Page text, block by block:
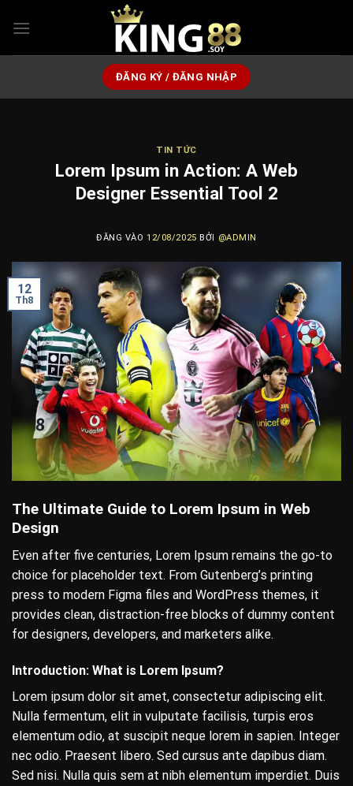
qua
ĐĂNG KÝ / ĐĂNG NHẬP
TIN TỨC
Lorem Ipsum in Action: A Web
Designer Essential Tool 2
ĐĂNG VÀO12/08/2025 BỞI @ADMIN
12
Th8
The Ultimate Guide to Lorem Ipsum in Web
Design
Even after five centuries, Lorem Ipsum remains the go-to
choice for placeholder text. From Gutenberg’s printing
press to modern Figma files and WordPress themes, it
provides clean, distraction-free blocks of dummy content
for designers, developers, and marketers alike.
Introduction: What is Lorem Ipsum?
Lorem ipsum dolor sit amet, consectetur adipiscing elit.
Nulla fermentum, elit in vulputate facilisis, turpis eros
elementum odio, at suscipit neque lorem in sapien. Integer
nec odio. Praesent libero. Sed cursus ante dapibus diam.
Sed nisi. Nulla quis sem at nibh elementum imperdiet. Duis